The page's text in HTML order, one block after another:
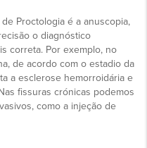
Proctologia é a anuscopia,
o diagnóstico
correta. Por exemplo, no
de acordo com o estadio da
a esclerose hemorroidária e
fissuras crónicas podemos
como a injeção de